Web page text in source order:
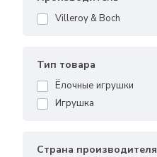
Villeroy & Boch
Тип товара
Ёлочные игрушки
Игрушка
Страна производителя